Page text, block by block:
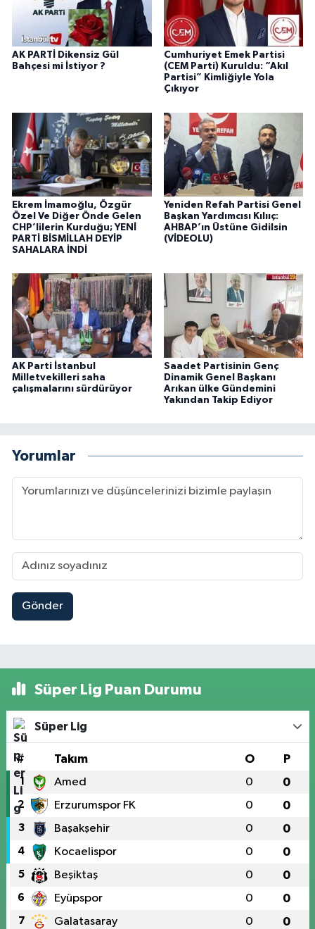
AK PARTİ Dikensiz Gül
Bahçesi mi İstiyor ?
Cumhuriyet Emek Partisi
(CEM Parti) Kuruldu: “Akıl
Partisi” Kimliğiyle Yola
Çıkıyor
Ekrem İmamoğlu, Özgür
Özel Ve Diğer Önde Gelen
CHP’lilerin Kurduğu; YENİ
PARTİ BİSMİLLAH DEYİP
SAHALARA İNDİ
Yeniden Refah Partisi Genel
Başkan Yardımcısı Kılııç:
AHBAP’ın Üstüne Gidilsin
(VİDEOLU)
AK Parti İstanbul
Milletvekilleri saha
çalışmalarını sürdürüyor
Saadet Partisinin Genç
Dinamik Genel Başkanı
Arıkan ülke Gündemini
Yakından Takip Ediyor
Yorumlar
Gönder
Süper Lig Puan Durumu
Süper Lig
# Takım O P
1 Amed 0 0
2 Erzurumspor FK 0 0
3 Başakşehir 0 0
4 Kocaelispor 0 0
5 Beşiktaş 0 0
6 Eyüpspor 0 0
7 Galatasaray 0 0